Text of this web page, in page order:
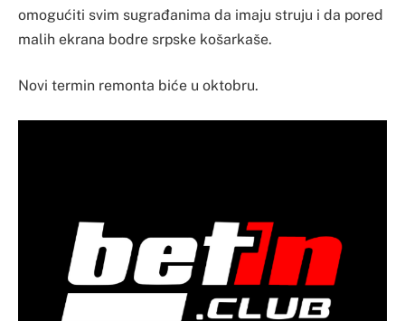
omogućiti svim sugrađanima da imaju struju i da pored
malih ekrana bodre srpske košarkaše.
Novi termin remonta biće u oktobru.